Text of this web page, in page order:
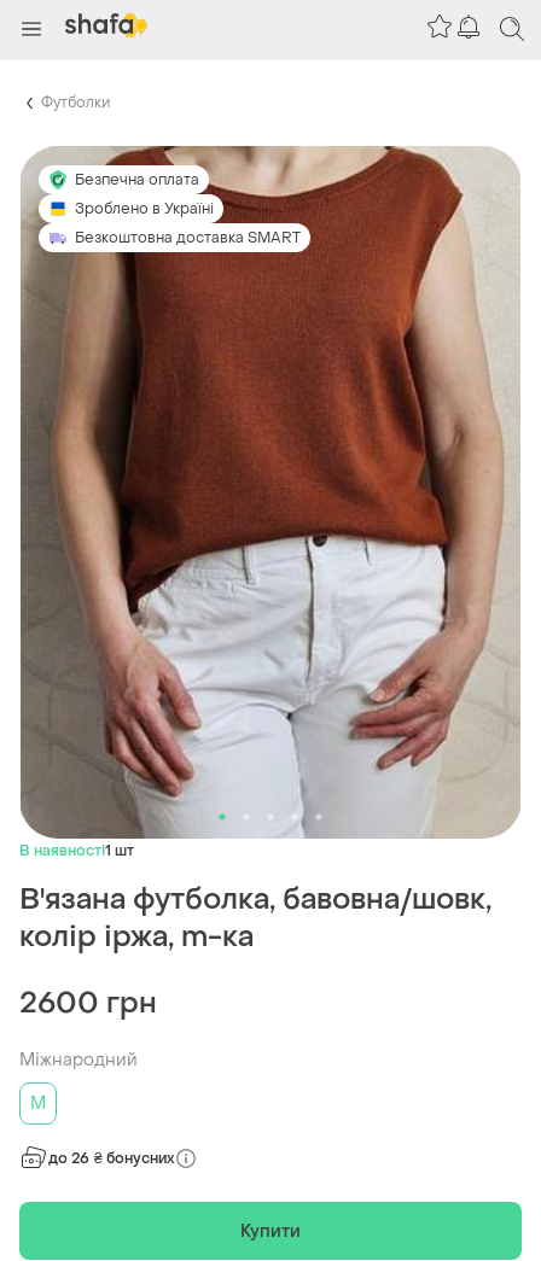
Футболки
Безпечна оплата
Зроблено в Україні
Безкоштовна доставка SMART
В наявності1 шт
В'язана футболка, бавовна/шовк,
колір іржа, m-ка
2600 грн
Міжнародний
M
до 26 ₴ бонусних
Купити